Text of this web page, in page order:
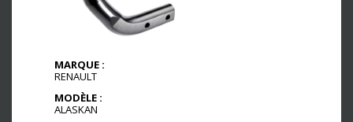
MARQUE :
RENAULT
MODÈLE :
ALASKAN